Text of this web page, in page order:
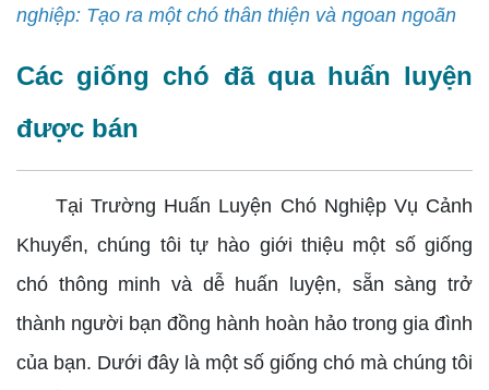
nghiệp: Tạo ra một chó thân thiện và ngoan ngoãn
Các giống chó đã qua huấn luyện
được bán
Tại Trường Huấn Luyện Chó Nghiệp Vụ Cảnh
Khuyển, chúng tôi tự hào giới thiệu một số giống
chó thông minh và dễ huấn luyện, sẵn sàng trở
thành người bạn đồng hành hoàn hảo trong gia đình
của bạn. Dưới đây là một số giống chó mà chúng tôi